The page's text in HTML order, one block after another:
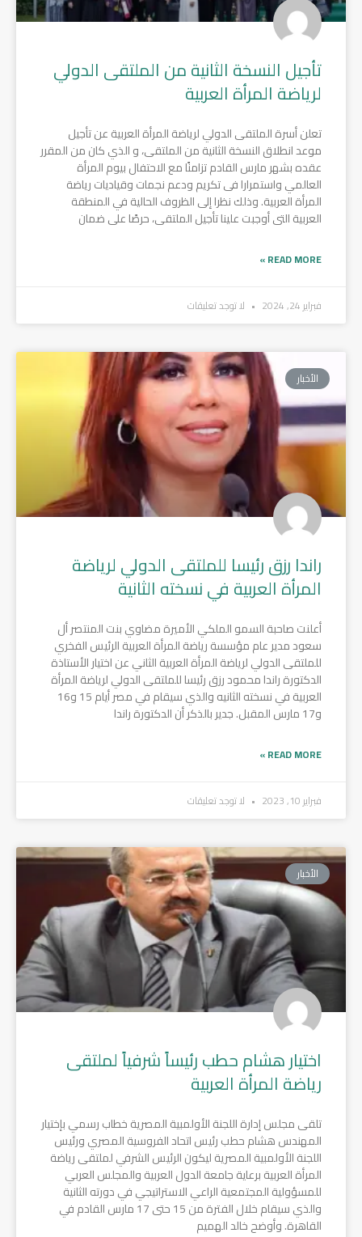
تأجيل النسخة الثانية من الملتقى الدولي
لرياضة المرأة العربية
تعلن أسرة الملتقى الدولي لرياضة المرأة العربية عن تأجيل
موعد انطلاق النسخة الثانية من الملتقى، و الذي كان من المقرر
عقده بشهر مارس القادم تزامنًا مع الاحتفال بيوم المرأة
العالمي واستمرارا فى تكريم ودعم نجمات وقياديات رياضة
المرأة العربية. وذلك نظرا إلى الظروف الحالية في المنطقة
العربية التى أوجبت علينا تأجيل الملتقى، حرصًا على ضمان
READ MORE »
فبراير 24, 2024 لا توجد تعليقات
الأخبار
راندا رزق رئيسا للملتقى الدولي لرياضة
المرأة العربية في نسخته الثانية
أعلنت صاحبة السمو الملكي الأميرة مضاوي بنت المنتصر أل
سعود مدير عام مؤسسة رياضة المرأة العربية الرئيس الفخري
للملتقى الدولي لرياضة المرأة العربية الثاني عن اختيار الأستاذة
الدكتورة راندا محمود رزق رئيسا للملتقى الدولي لرياضة المرأة
العربية في نسخته الثانيه والذي سيقام في مصر أيام 15 و16
و17 مارس المقبل. جدير بالذكر أن الدكتورة راندا
READ MORE »
فبراير 10, 2023 لا توجد تعليقات
الأخبار
اختيار هشام حطب رئيساً شرفياً لملتقى
رياضة المرأة العربية
تلقى مجلس إدارة اللجنة الأولمبية المصرية خطاب رسمي بإختيار
المهندس هشام حطب رئيس اتحاد الفروسية المصري ورئيس
اللجنة الأولمبية المصرية ليكون الرئيس الشرفي لملتقى رياضة
المرأة العربية برعاية جامعة الدول العربية والمجلس العربي
للمسؤولية المجتمعية الراعي الاستراتيجي في دورته الثانية
والذي سيقام خلال الفترة من 15 حتى 17 مارس القادم في
القاهرة. وأوضح خالد الهميم